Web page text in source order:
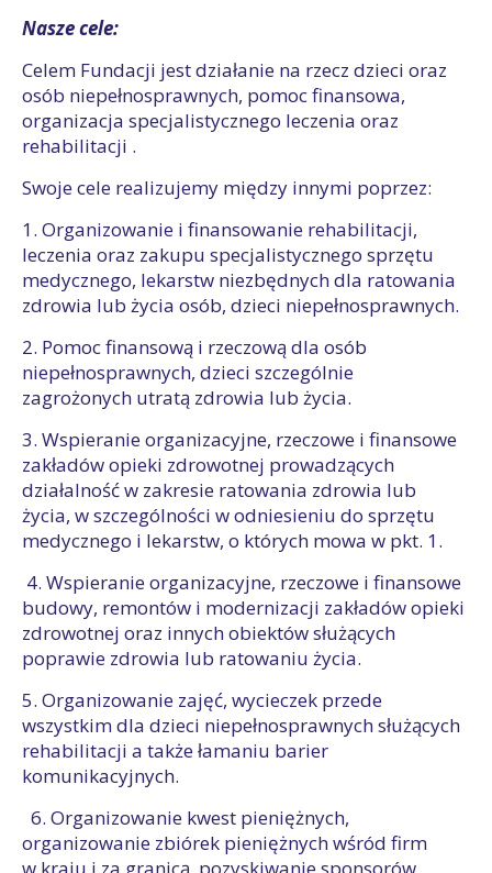
Nasze cele:
Celem Fundacji jest działanie na rzecz dzieci oraz
osób niepełnosprawnych, pomoc finansowa,
organizacja specjalistycznego leczenia oraz
rehabilitacji .
Swoje cele realizujemy między innymi poprzez:
1. Organizowanie i finansowanie rehabilitacji,
leczenia oraz zakupu specjalistycznego sprzętu
medycznego, lekarstw niezbędnych dla ratowania
zdrowia lub życia osób, dzieci niepełnosprawnych.
2. Pomoc finansową i rzeczową dla osób
niepełnosprawnych, dzieci szczególnie
zagrożonych utratą zdrowia lub życia.
3. Wspieranie organizacyjne, rzeczowe i finansowe
zakładów opieki zdrowotnej prowadzących
działalność w zakresie ratowania zdrowia lub
życia, w szczególności w odniesieniu do sprzętu
medycznego i lekarstw, o których mowa w pkt. 1.
4. Wspieranie organizacyjne, rzeczowe i finansowe
budowy, remontów i modernizacji zakładów opieki
zdrowotnej oraz innych obiektów służących
poprawie zdrowia lub ratowaniu życia.
5. Organizowanie zajęć, wycieczek przede
wszystkim dla dzieci niepełnosprawnych służących
rehabilitacji a także łamaniu barier
komunikacyjnych.
6. Organizowanie kwest pieniężnych,
organizowanie zbiórek pieniężnych wśród firm